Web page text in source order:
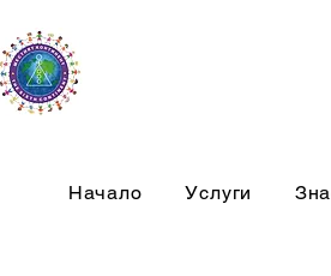
Начало Услуги